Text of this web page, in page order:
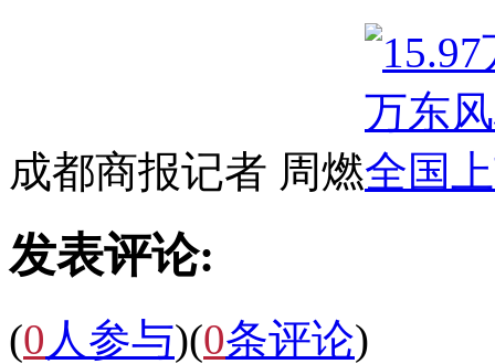
成都商报记者 周燃
发表评论:
(0 人参与)(0条评论)